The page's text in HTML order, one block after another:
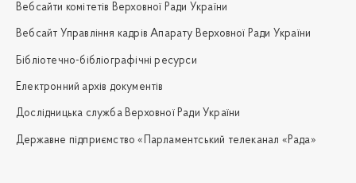
Вебсайти комітетів Верховної Ради України
Вебсайт Управління кадрів Апарату Верховної Ради України
Бібліотечно-бібліографічні ресурси
Електронний архів документів
Дослідницька служба Верховної Ради України
Державне підприємство «Парламентський телеканал «Рада»